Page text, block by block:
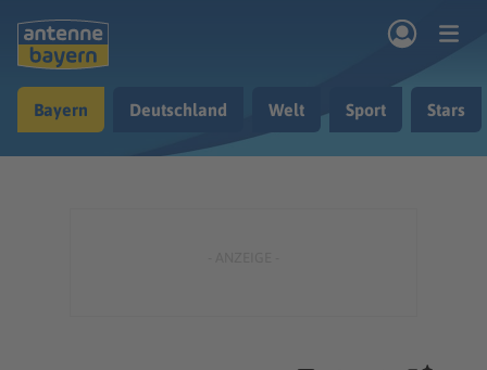
Musik & Radio
Bayern Deutschland Welt Sport Stars